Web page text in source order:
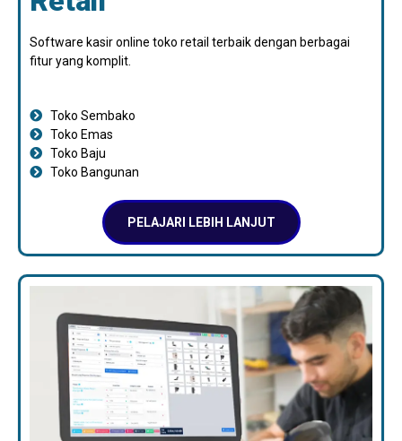
Software kasir online toko retail terbaik dengan berbagai
fitur yang komplit.
Toko Sembako
Toko Emas
Toko Baju
Toko Bangunan
PELAJARI LEBIH LANJUT